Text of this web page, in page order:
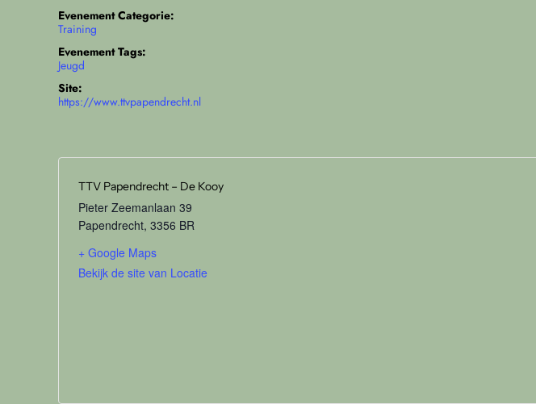
Evenement Categorie:
Training
Evenement Tags:
Jeugd
Site:
https://www.ttvpapendrecht.nl
TTV Papendrecht – De Kooy
Pieter Zeemanlaan 39
Papendrecht, 3356 BR
+ Google Maps
Bekijk de site van Locatie